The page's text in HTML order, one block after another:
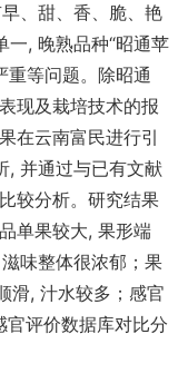
、甜、香、脆、艳
一, 晚熟品种“昭通苹
重等问题。除昭通
现及栽培技术的报
在云南富民进行引
, 并通过与已有文献
较分析。研究结果
单果较大, 果形端
味整体很浓郁；果
滑, 汁水较多；感官
评价数据库对比分